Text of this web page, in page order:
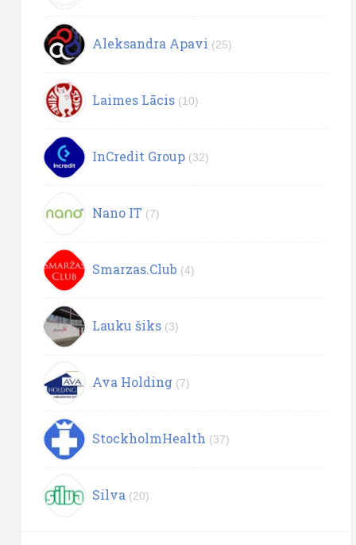
Aleksandra Apavi (25)
Laimes Lācis (10)
InCredit Group (32)
Nano IT (7)
Smarzas.Club (4)
Lauku šiks (3)
Ava Holding (7)
StockholmHealth (37)
Silva (20)